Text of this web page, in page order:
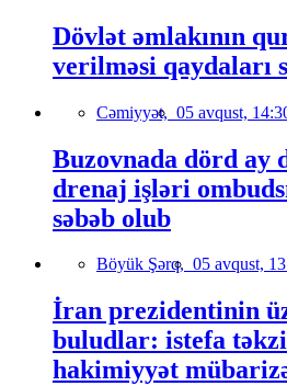
Dövlət əmlakının
verilməsi qaydaları
Cəmiyyət, 05 avqust,
Buzovnada dörd ay
drenaj işləri
səbəb olub
Böyük Şərq, 05 avqust,
İran prezidentinin
buludlar: istefa
hakimiyyət